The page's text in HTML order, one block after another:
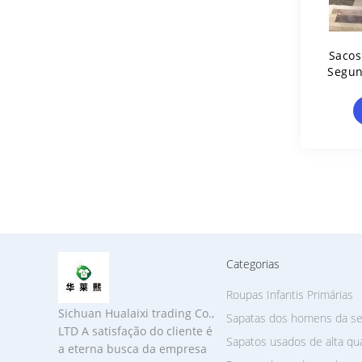
Sichuan Hualaixi trading Co.,
LTD A satisfação do cliente é
a eterna busca da empresa
Categorias
Roupas Infantis Primárias
Sapatas dos homens da
Sapatos usados ​​de alta